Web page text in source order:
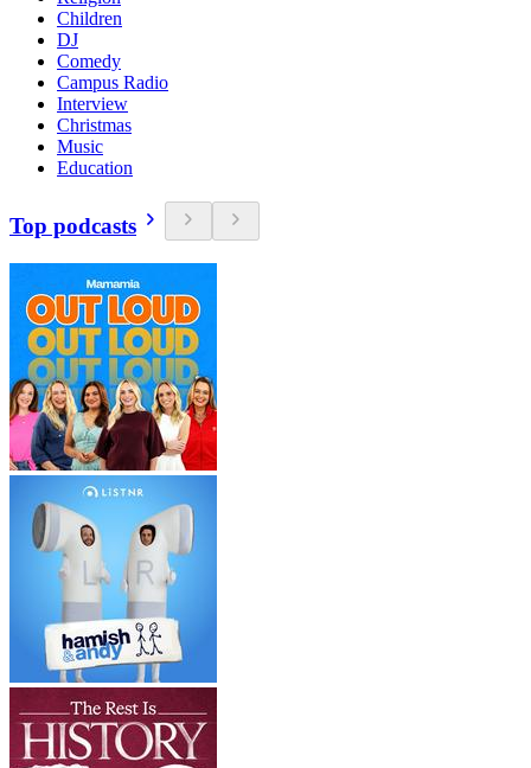
Children
DJ
Comedy
Campus Radio
Interview
Christmas
Music
Education
Top podcasts